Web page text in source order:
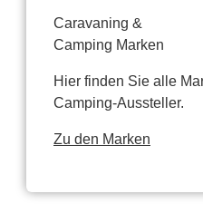
Caravaning &
Camping Marken
Hier finden Sie alle
Camping-Aussteller.
Zu den Marken